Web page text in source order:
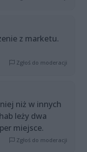
z marketu.
Zgłoś do moderacji
niż w innych
leży dwa
miejsce.
Zgłoś do moderacji